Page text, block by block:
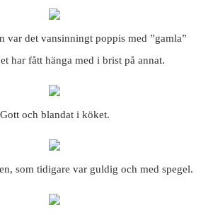
var det vansinningt poppis med ”gamla”
har fått hänga med i brist på annat.
Gott och blandat i köket.
som tidigare var guldig och med spegel.